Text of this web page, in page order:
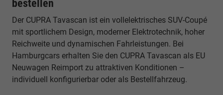
bestellen
Der CUPRA Tavascan ist ein vollelektrisches SUV-Coupé
mit sportlichem Design, moderner Elektrotechnik, hoher
Reichweite und dynamischen Fahrleistungen. Bei
Hamburgcars erhalten Sie den CUPRA Tavascan als EU
Neuwagen Reimport zu attraktiven Konditionen –
individuell konfigurierbar oder als Bestellfahrzeug.